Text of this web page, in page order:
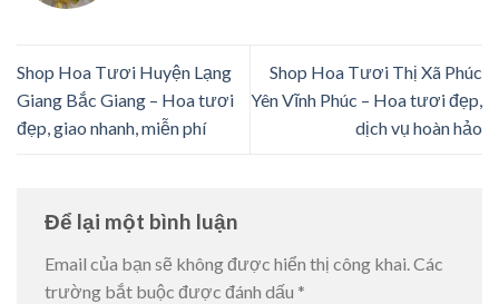
Shop Hoa Tươi Huyện Lạng
Giang Bắc Giang – Hoa tươi
đẹp, giao nhanh, miễn phí
Shop Hoa Tươi Thị Xã Phúc
Yên Vĩnh Phúc – Hoa tươi đẹp,
dịch vụ hoàn hảo
Để lại một bình luận
Email của bạn sẽ không được hiển thị công khai. Các
trường bắt buộc được đánh dấu *